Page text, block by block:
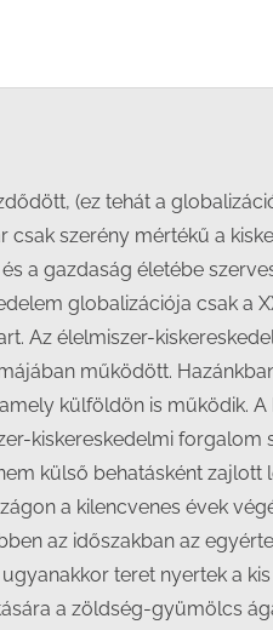
(ez tehát a
csak szerény mértékű a
a gazdaság életébe
globalizációja csak a
Az élelmiszer-
működött.
külföldön is működik. A
kiskereskedelmi forgalom
külső behatásként zajlott
a kilencvenes évek
az időszakban az
teret nyertek a
a zöldség-gyümölcs